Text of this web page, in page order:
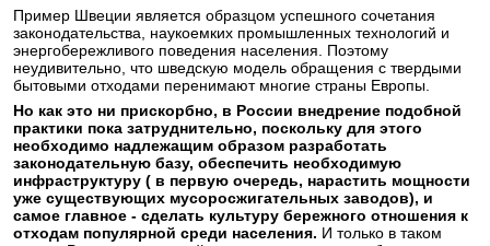
Пример Швеции является образцом успешного сочетания
законодательства, наукоемких промышленных технологий и
энергобережливого поведения населения. Поэтому
неудивительно, что шведскую модель обращения с твердыми
бытовыми отходами перенимают многие страны Европы.
Но как это ни прискорбно, в России внедрение подобной
практики пока затруднительно, поскольку для этого
необходимо надлежащим образом разработать
законодательную базу, обеспечить необходимую
инфраструктуру ( в первую очередь, нарастить мощности
уже существующих мусоросжигательных заводов), и
самое главное - сделать культуру бережного отношения к
отходам популярной среди населения. И только в таком